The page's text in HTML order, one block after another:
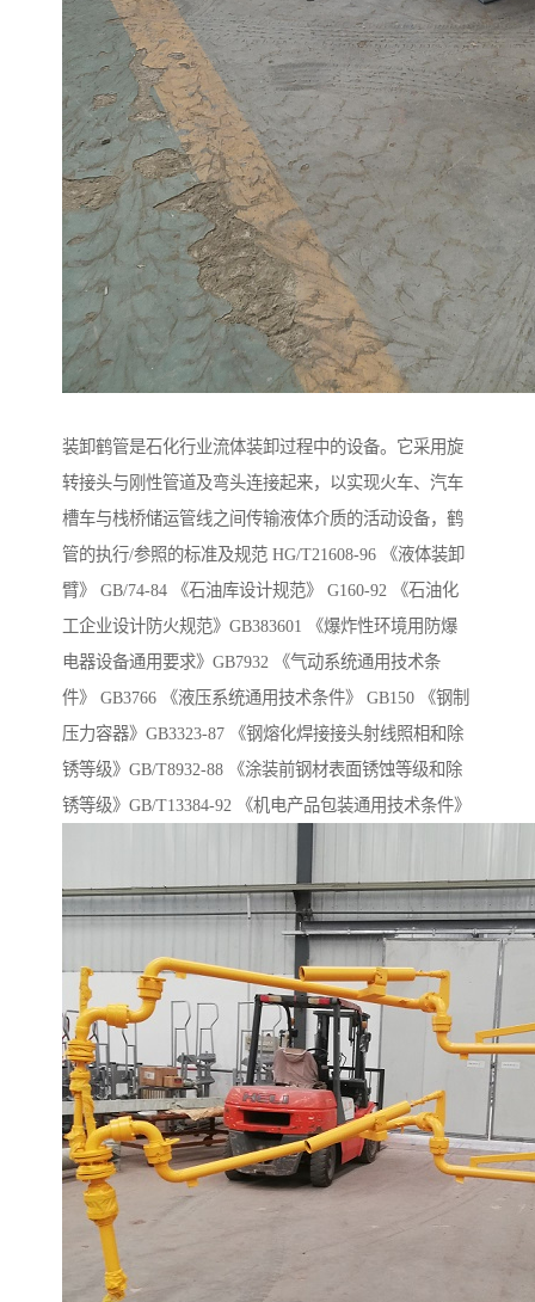
装卸鹤管是石化行业流体装卸过程中的设备。它采用旋
转接头与刚性管道及弯头连接起来，以实现火车、汽车
槽车与栈桥储运管线之间传输液体介质的活动设备，鹤
管的执行/参照的标准及规范 HG/T21608-96 《液体装卸
臂》 GB/74-84 《石油库设计规范》 G160-92 《石油化
工企业设计防火规范》GB383601 《爆炸性环境用防爆
电器设备通用要求》GB7932 《气动系统通用技术条
件》 GB3766 《液压系统通用技术条件》 GB150 《钢制
压力容器》GB3323-87 《钢熔化焊接接头射线照相和除
锈等级》GB/T8932-88 《涂装前钢材表面锈蚀等级和除
锈等级》GB/T13384-92 《机电产品包装通用技术条件》